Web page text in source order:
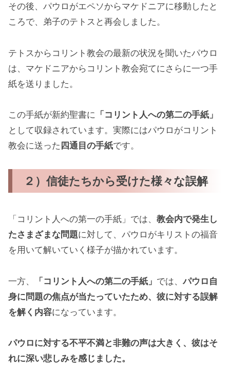
その後、パウロがエペソからマケドニアに移動したと
ころで、弟子のテトスと再会しました。
テトスからコリント教会の最新の状況を聞いたパウロ
は、マケドニアからコリント教会宛てにさらに一つ手
紙を送りました。
この手紙が新約聖書に 「コリント人への第二の手紙」
として収録されています。実際にはパウロがコリント
教会に送った 四通目の手紙です。
２）信徒たちから受けた様々な誤解
「コリント人への第一の手紙」では、 教会内で発生し
たさまざまな問題に対して、パウロがキリストの福音
を用いて解いていく様子が描かれています。
一方、 「コリント人への第二の手紙」 では、パウロ自
身に問題の焦点が当たっていたため、彼に対する誤解
を解く内容になっています。
パウロに対する不平不満と非難の声は大きく、彼はそ
れに深い悲しみを感じました。